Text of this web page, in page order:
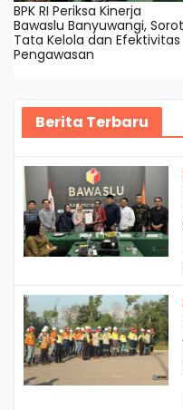
BPK RI Periksa Kinerja
Bawaslu Banyuwangi,
Tata Kelola dan Efektivitas
Pengawasan
Berita Terbaru